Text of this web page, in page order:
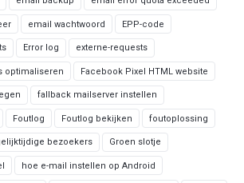
email wachtwoord EPP-code
Error log externe-requests
optimaliseren Facebook Pixel HTML website
fallback mailserver instellen
Foutlog Foutlog bekijken foutoplossing
bezoekers Groen slotje
hoe e-mail instellen op Android